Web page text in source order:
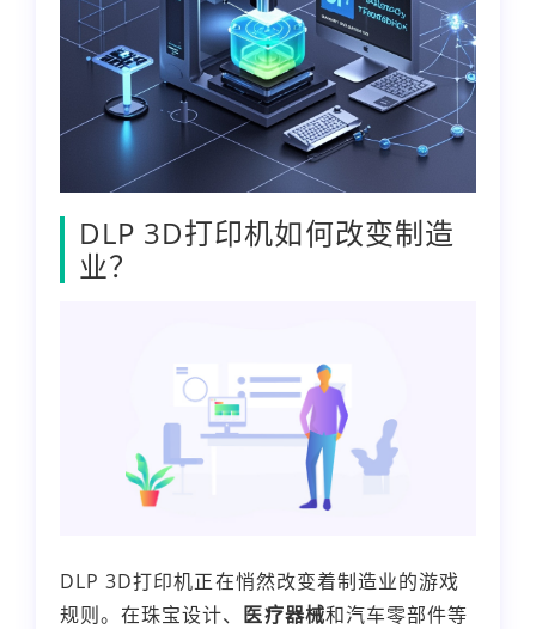
DLP 3D打印机如何改变制造
业？
DLP 3D打印机正在悄然改变着制造业的游戏
规则。在珠宝设计、 医疗器械和汽车零部件等